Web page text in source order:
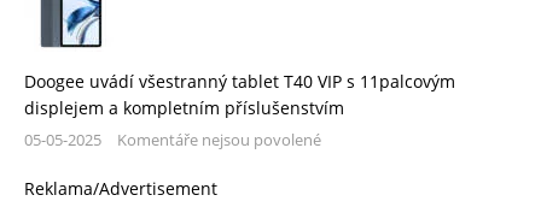
Doogee uvádí všestranný tablet T40 VIP s 11palcovým
displejem a kompletním příslušenstvím
05-05-2025 Komentáře nejsou povolené
Reklama/Advertisement